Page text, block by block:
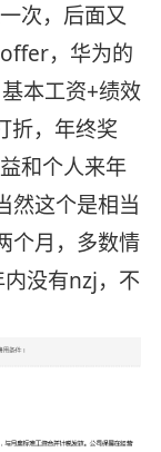
次，后面又
，华为的
本工资+绩效
折，年终奖
和个人来年
然这个是相当
个月，多数情
没有nzj，不